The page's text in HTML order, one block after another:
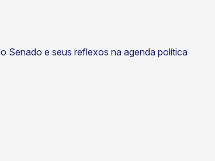
Senado e seus reflexos na agenda política